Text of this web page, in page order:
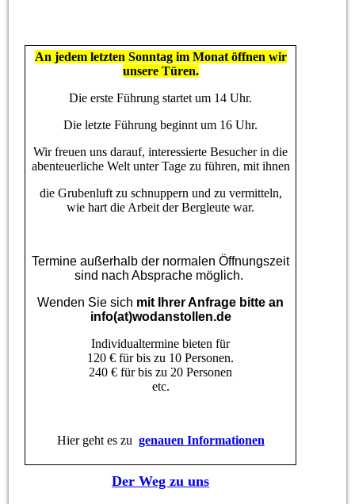
An jedem letzten Sonntag im Monat öffnen wir
unsere Türen.
Die erste Führung startet um 14 Uhr.
Die letzte Führung beginnt um 16 Uhr.
Wir freuen uns darauf, interessierte Besucher in die
abenteuerliche Welt unter Tage zu führen, mit ihnen
die Grubenluft zu schnuppern und zu vermitteln,
wie hart die Arbeit der Bergleute war.
Termine außerhalb der normalen Öffnungszeit
sind nach Absprache möglich.
Wenden Sie sich mit Ihrer Anfrage bitte an
info(at)wodanstollen.de
Individualtermine bieten für
120 € für bis zu 10 Personen.
240 € für bis zu 20 Personen
etc.
Hier geht es zu genauen Informationen
Der Weg zu uns